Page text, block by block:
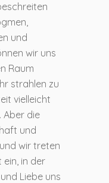
und
wir uns
Raum
strahlen zu
vielleicht
Aber die
und
wir treten
ein, in der
Liebe uns